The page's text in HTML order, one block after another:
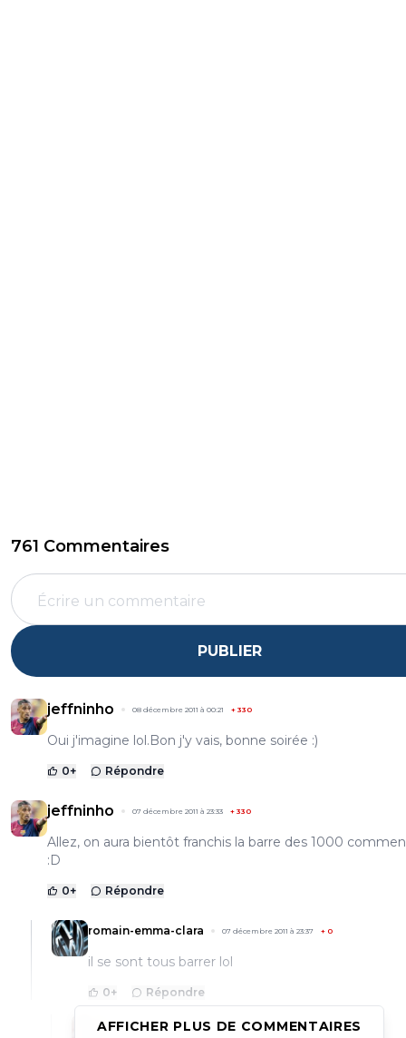
761 Commentaires
PUBLIER
jeffninho 08 décembre 2011 à 00:21 + 330
Oui j'imagine lol.Bon j'y vais, bonne soirée :)
0+ Répondre
jeffninho 07 décembre 2011 à 23:33 + 330
Allez, on aura bientôt franchis la barre des 1000
:D
0+ Répondre
romain-emma-clara 07 décembre 2011 à 23:37 + 0
il se sont tous barrer lol
0+ Répondre
jeffninho 08 décembre 2011 à 00:10 + 330
AFFICHER PLUS DE COMMENTAIRES